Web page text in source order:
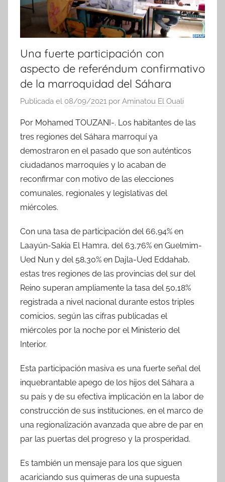
Una fuerte participación con
aspecto de referéndum confirmativo
de la marroquidad del Sáhara
Publicada el 08/09/2021 por Aminatou El Ouali
Por Mohamed TOUZANI-. Los habitantes de las
tres regiones del Sáhara marroquí ya
demostraron en el pasado que son auténticos
ciudadanos marroquíes y lo acaban de
reconfirmar con motivo de las elecciones
comunales, regionales y legislativas del
miércoles.
Con una tasa de participación del 66,94% en
Laayún-Sakia El Hamra, del 63,76% en Guelmim-
Ued Nun y del 58,30% en Dajla-Ued Eddahab,
estas tres regiones de las provincias del sur del
Reino superan ampliamente la tasa del 50,18%
registrada a nivel nacional durante estos triples
comicios, según las cifras publicadas el
miércoles por la noche por el Ministerio del
Interior.
Esta participación masiva es una fuerte señal del
inquebrantable apego de los hijos del Sáhara a
su país y de su efectiva implicación en la labor de
construcción de sus instituciones, en el marco de
una regionalización avanzada que abre de par en
par las puertas del progreso y la prosperidad.
Es también un mensaje para los que siguen
acariciando sus quimeras de una supuesta